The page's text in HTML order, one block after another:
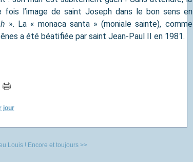
fois l’image de saint Joseph dans le bon sens en
». La « monaca santa » (moniale sainte), comme
a été béatifiée par saint Jean-Paul II en 1981.
jour
Louis ! Encore et toujours >>